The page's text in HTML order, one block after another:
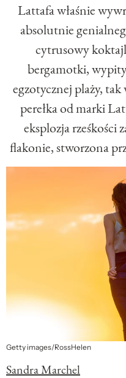
Lattafa właśnie
absolutnie
cytrusowy
bergamotki,
egzotycznej plaży,
perełka od marki
eksplozja rześkości
flakonie, stworzona
Getty images/RossHelen
Sandra Marchel